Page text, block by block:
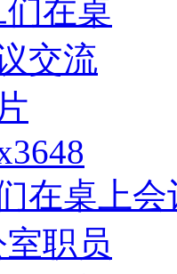
在桌上